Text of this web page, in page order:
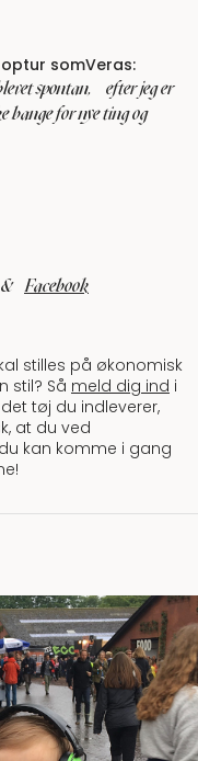
somVeras:
spontan, efter jeg er
bange for nye ting og
& Facebook
stilles på økonomisk
stil? Så meld dig ind i
tøj du indleverer,
at du ved
kan komme i gang